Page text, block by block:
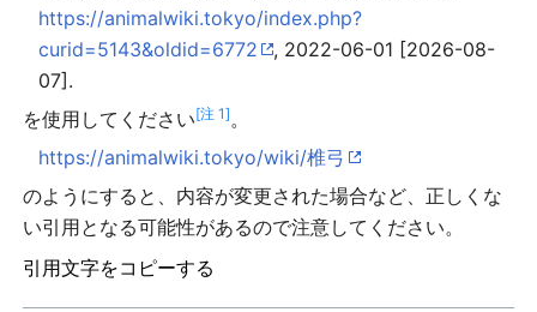
https://animalwiki.tokyo/index.php?
curid=5143&oldid=6772
, 2022-06-01 [2026-08-
07].
を使用してください[注 1]。
https://animalwiki.tokyo/wiki/椎弓
のようにすると、内容が変更された場合など、正しくな
い引用となる可能性があるので注意してください。
引用文字をコピーする